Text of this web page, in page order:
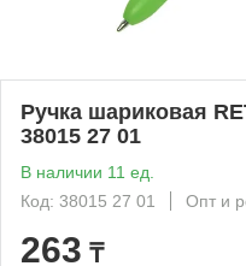
Ручка шариковая
38015 27 01
В наличии 11 ед.
Код: 38015 27 01
Опт и
263 ₸